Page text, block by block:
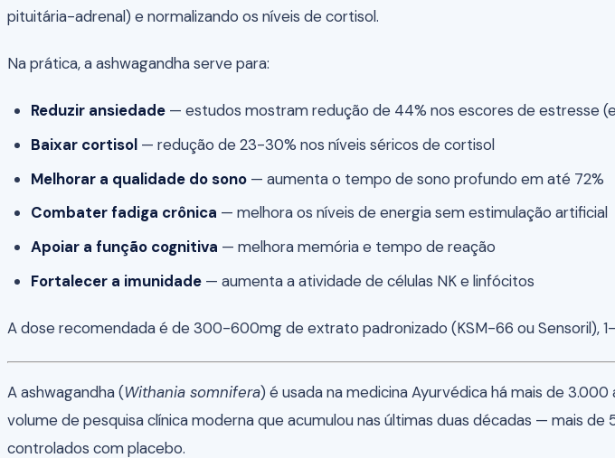
pituitária-adrenal) e normalizando os níveis de cortisol.
Na prática, a ashwagandha serve para:
Reduzir ansiedade— estudos mostram redução de 44% nos escores de estresse
Baixar cortisol— redução de 23-30% nos níveis séricos de cortisol
Melhorar a qualidade do sono— aumenta o tempo de sono profundo em até 72%
Combater fadiga crônica — melhora os níveis de energia sem estimulação artificial
Apoiar a função cognitiva — melhora memória e tempo de reação
Fortalecer a imunidade— aumenta a atividade de células NK e linfócitos
A dose recomendada é de 300-600mg de extrato padronizado (KSM-66 ou Sensoril), 1-
A ashwagandha (Withania somnifera) é usada na medicina Ayurvédica há mais de
volume de pesquisa clínica moderna que acumulou nas últimas duas décadas — mais
controlados com placebo.